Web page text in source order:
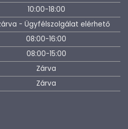
10:00-18:00
- Ügyfélszolgálat elérhető
08:00-16:00
08:00-15:00
Zárva
Zárva